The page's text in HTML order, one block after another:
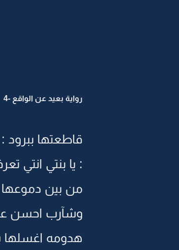
رواية بعيد عن الواقع -4
قاطعتها
: يا بنتي انتي
من بين دموعها
وشآرب احسن
هدومه اغسلها